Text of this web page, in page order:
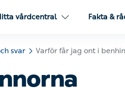
vårdcentral Fakta & råd
Varför får jag ont i benhinnorna?